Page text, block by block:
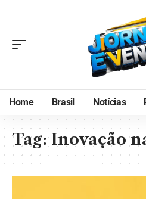
Home Brasil Notícias
Tag:Inovação